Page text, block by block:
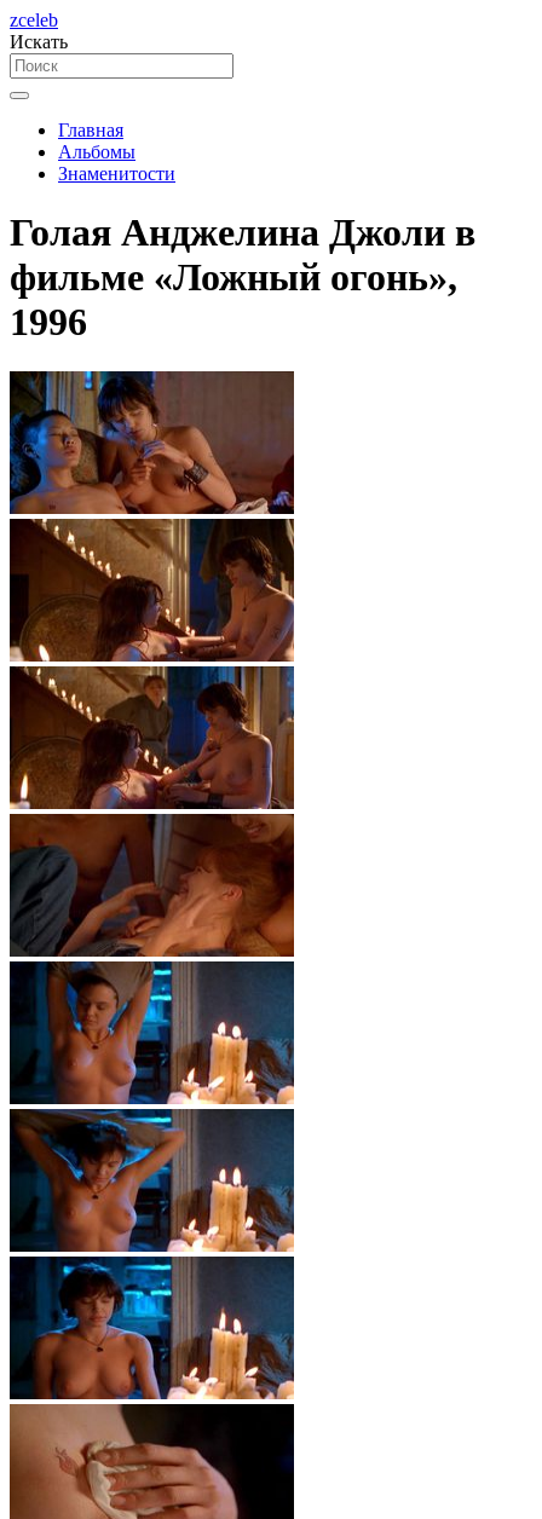
zceleb
Искать
Главная
Альбомы
Знаменитости
Голая Анджелина Джоли в
фильме «Ложный огонь»,
1996